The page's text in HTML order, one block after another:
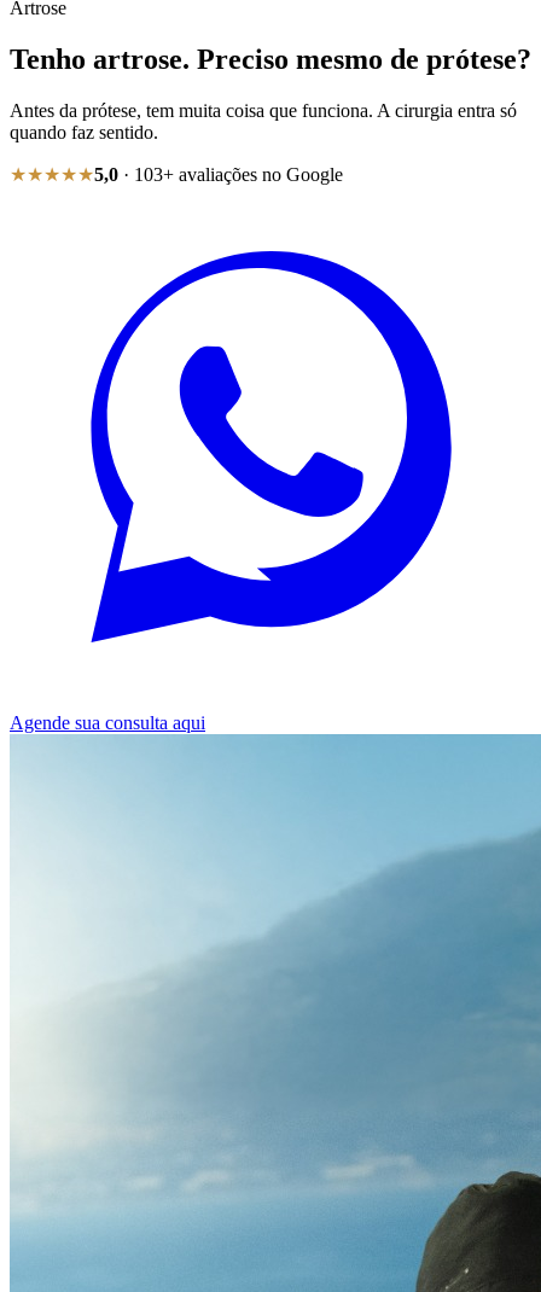
Artrose
Tenho artrose. Preciso mesmo de prótese?
Antes da prótese, tem muita coisa que funciona. A cirurgia entra só
quando faz sentido.
★★★★★5,0 · 103+ avaliações no Google
Agende sua consulta aqui